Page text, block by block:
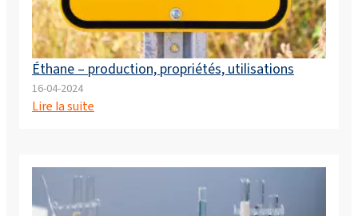
Éthane – production, propriétés, utilisations
16-04-2024
Lire la suite